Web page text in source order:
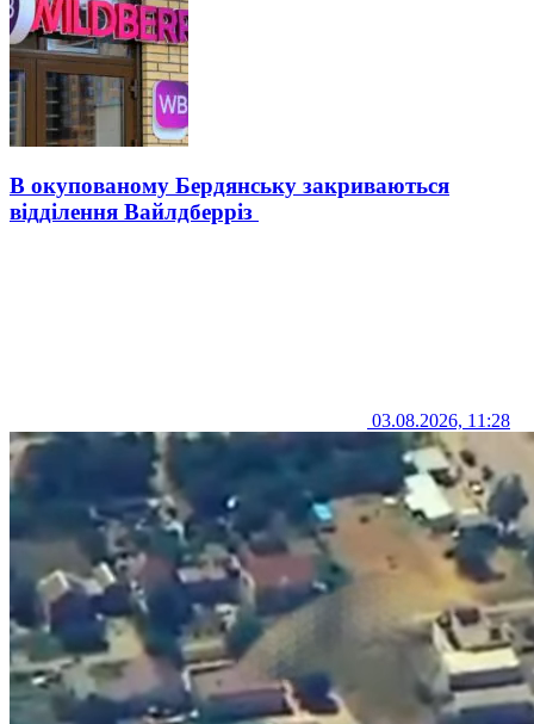
В окупованому Бердянську закриваються
відділення Вайлдберріз
03.08.2026, 11:28